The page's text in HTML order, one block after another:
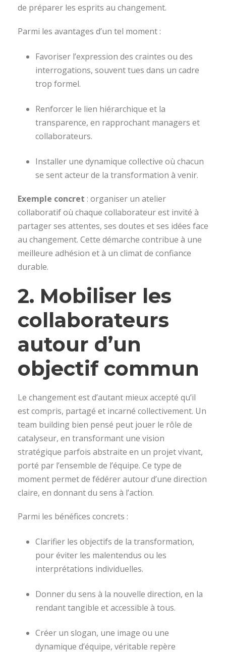
de préparer les esprits au changement.
Parmi les avantages d’un tel moment :
Favoriser l’expression des craintes ou des
interrogations, souvent tues dans un cadre
trop formel.
Renforcer le lien hiérarchique et la
transparence, en rapprochant managers et
collaborateurs.
Installer une dynamique collective où chacun
se sent acteur de la transformation à venir.
Exemple concret : organiser un atelier
collaboratif où chaque collaborateur est invité à
partager ses attentes, ses doutes et ses idées face
au changement. Cette démarche contribue à une
meilleure adhésion et à un climat de confiance
durable.
2. Mobiliser les
collaborateurs
autour d’un
objectif commun
Le changement est d’autant mieux accepté qu’il
est compris, partagé et incarné collectivement. Un
team building bien pensé peut jouer le rôle de
catalyseur, en transformant une vision
stratégique parfois abstraite en un projet vivant,
porté par l’ensemble de l’équipe. Ce type de
moment permet de fédérer autour d’une direction
claire, en donnant du sens à l’action.
Parmi les bénéfices concrets :
Clarifier les objectifs de la transformation,
pour éviter les malentendus ou les
interprétations individuelles.
Donner du sens à la nouvelle direction, en la
rendant tangible et accessible à tous.
Créer un slogan, une image ou une
dynamique d’équipe, véritable repère